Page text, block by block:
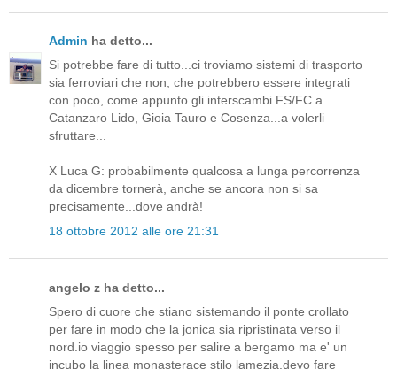
Admin ha detto...
Si potrebbe fare di tutto...ci troviamo sistemi di trasporto
sia ferroviari che non, che potrebbero essere integrati
con poco, come appunto gli interscambi FS/FC a
Catanzaro Lido, Gioia Tauro e Cosenza...a volerli
sfruttare...
X Luca G: probabilmente qualcosa a lunga percorrenza
da dicembre tornerà, anche se ancora non si sa
precisamente...dove andrà!
18 ottobre 2012 alle ore 21:31
angelo z ha detto...
Spero di cuore che stiano sistemando il ponte crollato
per fare in modo che la jonica sia ripristinata verso il
nord.io viaggio spesso per salire a bergamo ma e' un
incubo la linea monasterace stilo lamezia.devo fare